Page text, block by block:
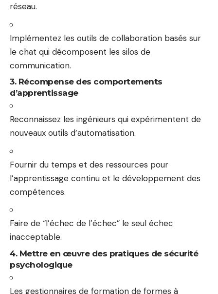
réseau.
Implémentez les outils de collaboration basés sur
le chat qui décomposent les silos de
communication.
3. Récompense des comportements
d’apprentissage
Reconnaissez les ingénieurs qui expérimentent de
nouveaux outils d’automatisation.
Fournir du temps et des ressources pour
l’apprentissage continu et le développement des
compétences.
Faire de “l’échec de l’échec” le seul échec
inacceptable.
4. Mettre en œuvre des pratiques de sécurité
psychologique
Les gestionnaires de formation de formes à